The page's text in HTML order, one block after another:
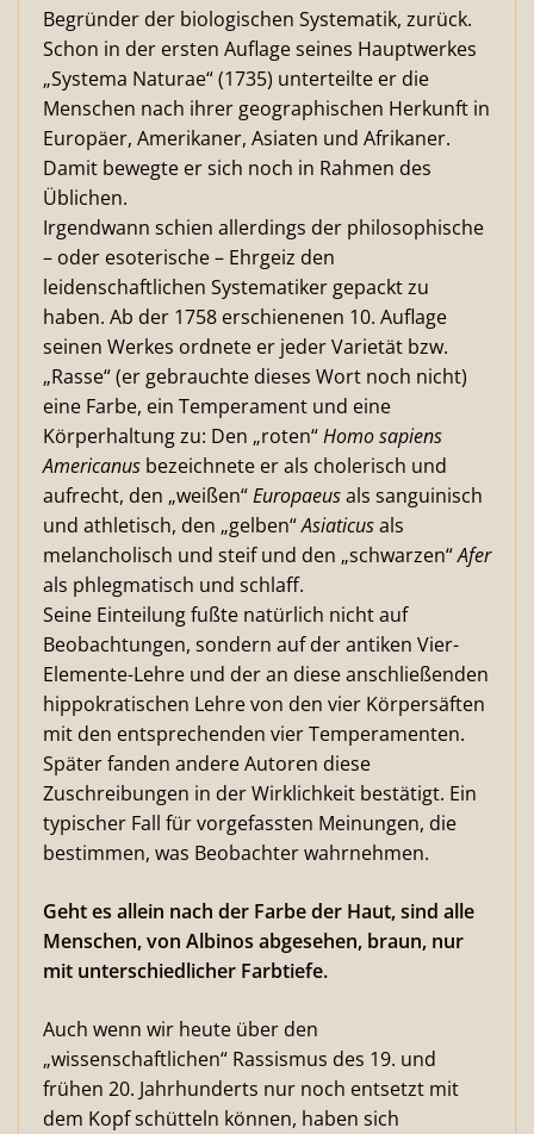
Begründer der biologischen Systematik, zurück.
Schon in der ersten Auflage seines Hauptwerkes
„Systema Naturae“ (1735) unterteilte er die
Menschen nach ihrer geographischen Herkunft in
Europäer, Amerikaner, Asiaten und Afrikaner.
Damit bewegte er sich noch in Rahmen des
Üblichen.
Irgendwann schien allerdings der philosophische
– oder esoterische – Ehrgeiz den
leidenschaftlichen Systematiker gepackt zu
haben. Ab der 1758 erschienenen 10. Auflage
seinen Werkes ordnete er jeder Varietät bzw.
„Rasse“ (er gebrauchte dieses Wort noch nicht)
eine Farbe, ein Temperament und eine
Körperhaltung zu: Den „roten“Homo sapiens
Americanus bezeichnete er als cholerisch und
aufrecht, den „weißen“Europaeusals sanguinisch
und athletisch, den „gelben“Asiaticusals
melancholisch und steif und den „schwarzen“Afer
als phlegmatisch und schlaff.
Seine Einteilung fußte natürlich nicht auf
Beobachtungen, sondern auf der antiken Vier-
Elemente-Lehre und der an diese anschließenden
hippokratischen Lehre von den vier Körpersäften
mit den entsprechenden vier Temperamenten.
Später fanden andere Autoren diese
Zuschreibungen in der Wirklichkeit bestätigt. Ein
typischer Fall für vorgefassten Meinungen, die
bestimmen, was Beobachter wahrnehmen.
Geht es allein nach der Farbe der Haut, sind alle
Menschen, von Albinos abgesehen, braun, nur
mit unterschiedlicher Farbtiefe.
Auch wenn wir heute über den
„wissenschaftlichen“ Rassismus des 19. und
frühen 20. Jahrhunderts nur noch entsetzt mit
dem Kopf schütteln können, haben sich